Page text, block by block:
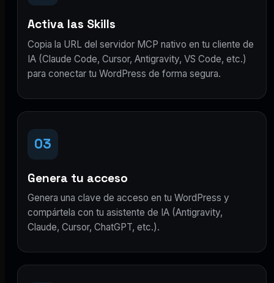
Activa las Skills
Copia la URL del servidor MCP nativo en tu cliente de
IA (Claude Code, Cursor, Antigravity, VS Code, etc.)
para conectar tu WordPress de forma segura.
03
Genera tu acceso
Genera una clave de acceso en tu WordPress y
compártela con tu asistente de IA (Antigravity,
Claude, Cursor, ChatGPT, etc.).